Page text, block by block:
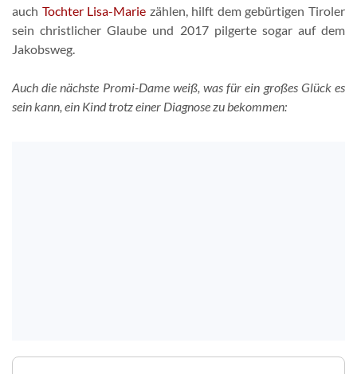
auch Tochter Lisa-Marie zählen, hilft dem gebürtigen Tiroler
sein christlicher Glaube und 2017 pilgerte sogar auf dem
Jakobsweg.
Auch die nächste Promi-Dame weiß, was für ein großes Glück es
sein kann, ein Kind trotz einer Diagnose zu bekommen: